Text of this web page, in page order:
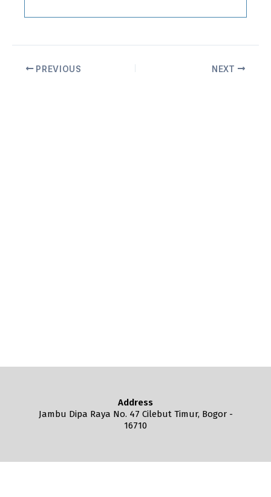
PREVIOUS NEXT
Address
Jambu Dipa Raya No. 47 Cilebut Timur, Bogor -
16710